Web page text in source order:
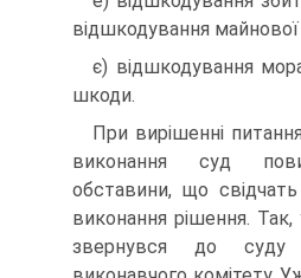
відшкодування
є) відшкодування
шкоди.
При вирішенні
виконання суд
обставини, що
виконання рішення.
звернувся до